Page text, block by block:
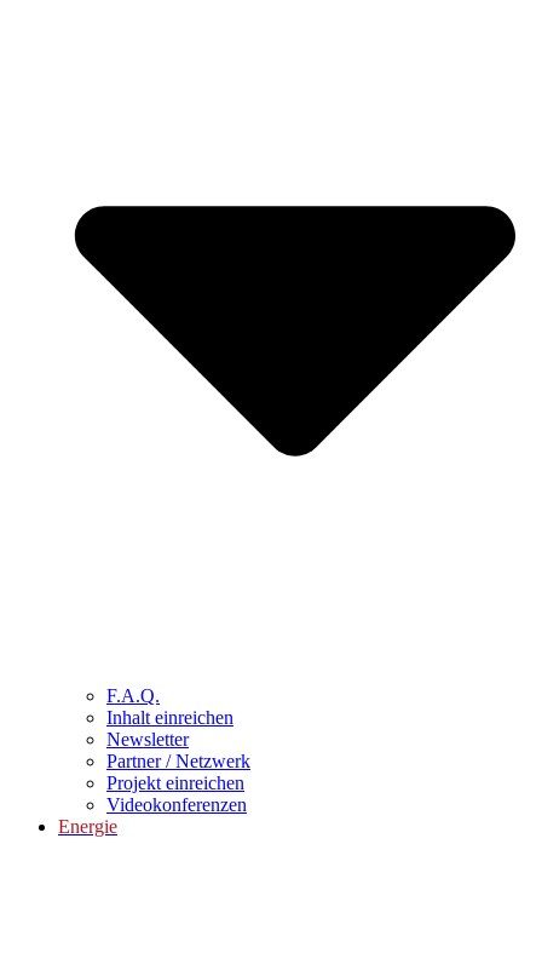
F.A.Q.
Inhalt einreichen
Newsletter
Partner / Netzwerk
Projekt einreichen
Videokonferenzen
Energie